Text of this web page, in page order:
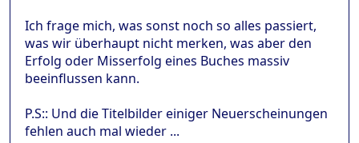
Ich frage mich, was sonst noch so alles passiert,
was wir überhaupt nicht merken, was aber den
Erfolg oder Misserfolg eines Buches massiv
beeinflussen kann.
P.S:: Und die Titelbilder einiger Neuerscheinungen
fehlen auch mal wieder ...